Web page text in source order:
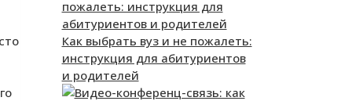
Как выбрать вуз и не пожалеть:
инструкция для абитуриентов
и родителей